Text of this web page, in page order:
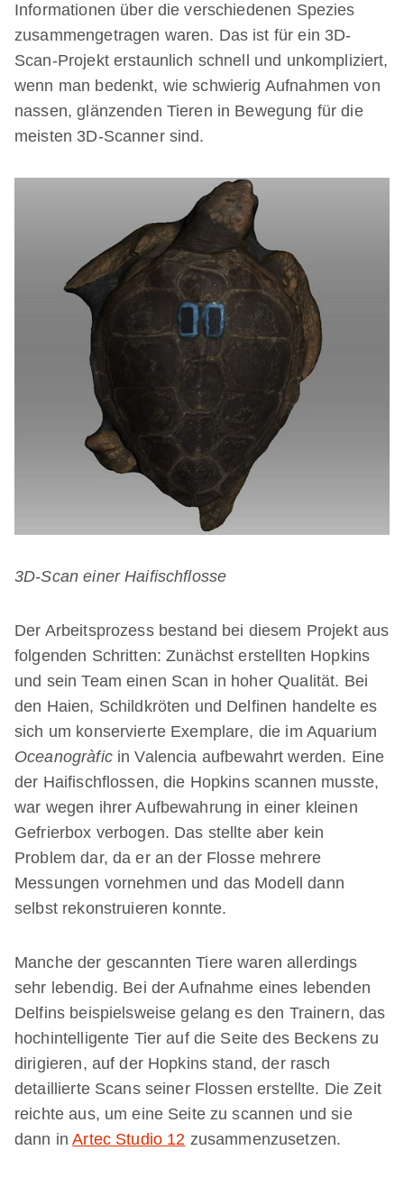
Informationen über die verschiedenen Spezies
zusammengetragen waren. Das ist für ein 3D-
Scan-Projekt erstaunlich schnell und unkompliziert,
wenn man bedenkt, wie schwierig Aufnahmen von
nassen, glänzenden Tieren in Bewegung für die
meisten 3D-Scanner sind.
3D-Scan einer Haifischflosse
Der Arbeitsprozess bestand bei diesem Projekt aus
folgenden Schritten: Zunächst erstellten Hopkins
und sein Team einen Scan in hoher Qualität. Bei
den Haien, Schildkröten und Delfinen handelte es
sich um konservierte Exemplare, die im Aquarium
Oceanogràficin Valencia aufbewahrt werden. Eine
der Haifischflossen, die Hopkins scannen musste,
war wegen ihrer Aufbewahrung in einer kleinen
Gefrierbox verbogen. Das stellte aber kein
Problem dar, da er an der Flosse mehrere
Messungen vornehmen und das Modell dann
selbst rekonstruieren konnte.
Manche der gescannten Tiere waren allerdings
sehr lebendig. Bei der Aufnahme eines lebenden
Delfins beispielsweise gelang es den Trainern, das
hochintelligente Tier auf die Seite des Beckens zu
dirigieren, auf der Hopkins stand, der rasch
detaillierte Scans seiner Flossen erstellte. Die Zeit
reichte aus, um eine Seite zu scannen und sie
dann inArtec Studio 12 zusammenzusetzen.